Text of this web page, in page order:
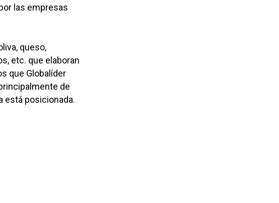
las empresas
queso,
etc. que elaboran
que Globalíder
de
está posicionada.